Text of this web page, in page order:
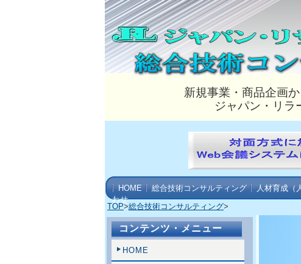
新規事業・商品企画
ジャパン・リラ
HOME 総合技術コンサルティング 人材育成（
わせ
TOP>総合技術コンサルティング>
コンテンツ・メニュー
HOME